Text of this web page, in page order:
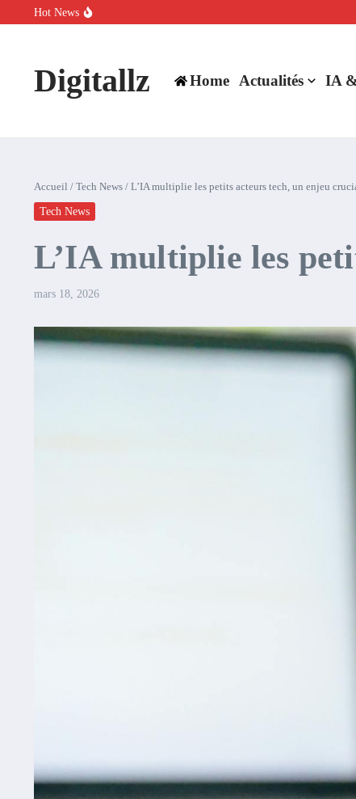
Aller au contenu
Hot News
Comment l’IA simplifie la data de caisse pour la transformer en
Digitallz Home Actualités IA
Accueil / Tech News / L’IA multiplie les petits acteurs tech, un enjeu
Tech News
L’IA multiplie les
mars 18, 2026